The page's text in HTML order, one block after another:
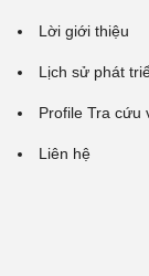
Lời giới thiệu
Lịch sử phát
Profile Tra cứu
Liên hệ